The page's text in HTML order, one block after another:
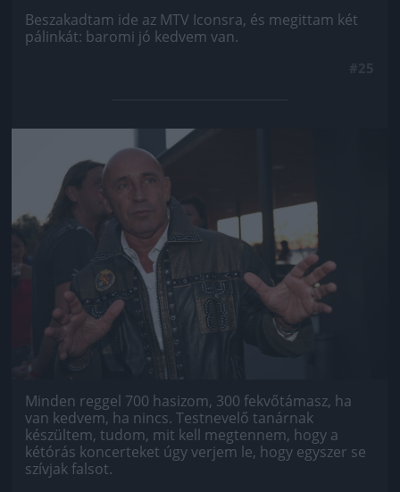
Beszakadtam ide az MTV Iconsra, és megittam két
pálinkát: baromi jó kedvem van.
Jön még kép!
Minden reggel 700 hasizom, 300 fekvőtámasz, ha
van kedvem, ha nincs. Testnevelő tanárnak
készültem, tudom, mit kell megtennem, hogy a
kétórás koncerteket úgy verjem le, hogy egyszer se
szívjak falsot.